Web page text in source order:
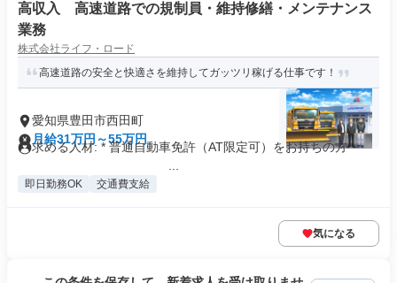
高収入 高速道路での規制員・維持修繕・メンテナンス
業務
株式会社ライフ・ロード
高速道路の安全と快適さを維持してガッツリ稼げる仕事です！
愛知県豊田市西田町
月給31万円～55万円
求める人材: * 普通⾃動⾞免許（AT限定可）をお持ちの⽅
即日勤務OK 交通費支給
気になる